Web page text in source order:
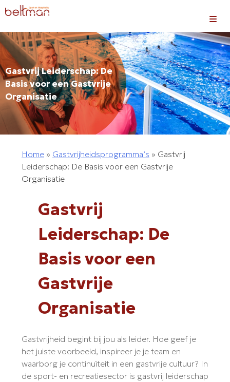
Skip
to
content
Gastvrij Leiderschap: De
Basis voor een Gastvrije
Organisatie
Home » Gastvrijheidsprogramma’s » Gastvrij
Leiderschap: De Basis voor een Gastvrije
Organisatie
Gastvrij
Leiderschap: De
Basis voor een
Gastvrije
Organisatie
Gastvrijheid begint bij jou als leider. Hoe geef je
het juiste voorbeeld, inspireer je je team en
waarborg je continuïteit in een gastvrije cultuur? In
de sport- en recreatiesector is gastvrij leiderschap